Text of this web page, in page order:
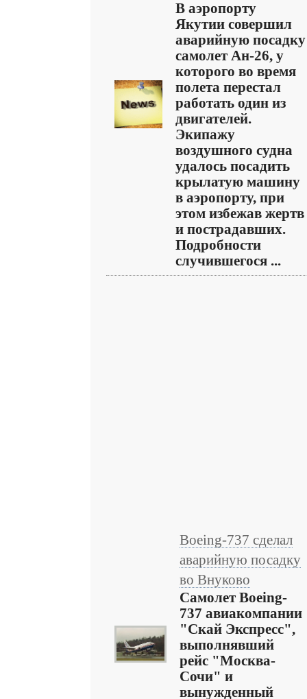
В аэропорту
Якутии совершил
аварийную посадку
самолет Ан-26, у
которого во время
полета перестал
работать один из
двигателей.
Экипажу
воздушного судна
удалось посадить
крылатую машину
в аэропорту, при
этом избежав жертв
и пострадавших.
Подробности
случившегося ...
Boeing-737 сделал
аварийную посадку
во Внуково
Самолет Boeing-
737 авиакомпании
"Скай Экспресс",
выполнявший
рейс "Москва-
Сочи" и
вынужденный